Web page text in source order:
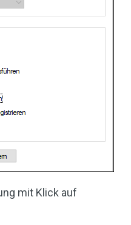
mit Klick auf